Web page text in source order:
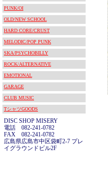
PUNK/OI
OLD/NEW SCHOOL
HARD CORE/CRUST
MELODIC/POP PUNK
SKA/PSYCHOBILLY
ROCK/ALTERNATIVE
EMOTIONAL
GARAGE
CLUB MUSIC
TシャツGOODS
DISC SHOP MISERY
電話 082-241-0782
FAX 082-241-0782
広島県広島市中区袋町2-7 プレ
イグラウンドビル2F